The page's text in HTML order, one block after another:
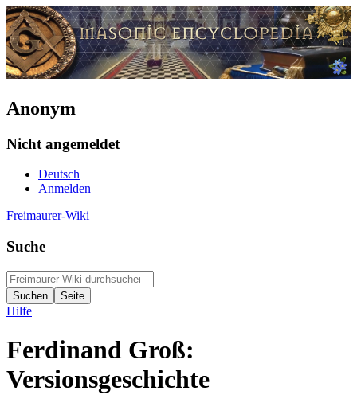
Anonym
Nicht angemeldet
Deutsch
Anmelden
Freimaurer-Wiki
Suche
Hilfe
Ferdinand Groß:
Versionsgeschichte